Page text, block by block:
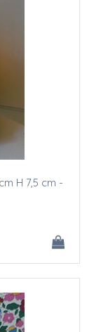
H 7,5 cm -